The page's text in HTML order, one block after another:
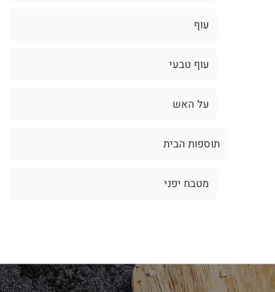
עוף
עוף טבעי
על האש
תוספות הבית
מטבח יפני